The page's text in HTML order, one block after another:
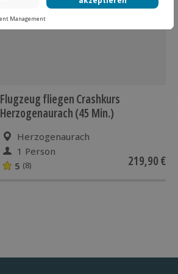
Flugzeug fliegen Crashkurs
Herzogenaurach (45 Min.)
Herzogenaurach
1 Person
5 (8) 219,90 €